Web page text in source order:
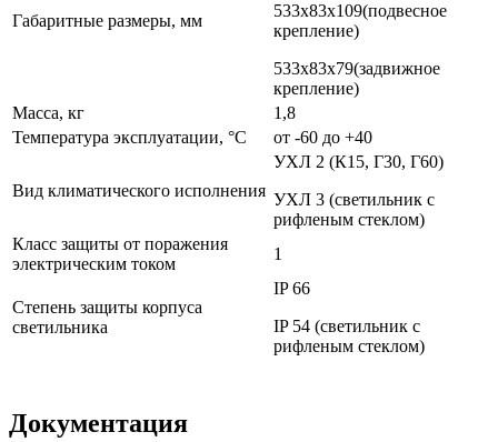
Габаритные размеры, мм
533х83х109(подвесное
крепление)
533х83х79(задвижное
крепление)
Масса, кг
1,8
Температура эксплуатации, °С
от -60 до +40
Вид климатического исполнения
УХЛ 2 (К15, Г30, Г60)
УХЛ 3 (светильник с
рифленым стеклом)
Класс защиты от поражения
электрическим током
1
Степень защиты корпуса
светильника
IP 66
IP 54 (светильник с
рифленым стеклом)
Документация